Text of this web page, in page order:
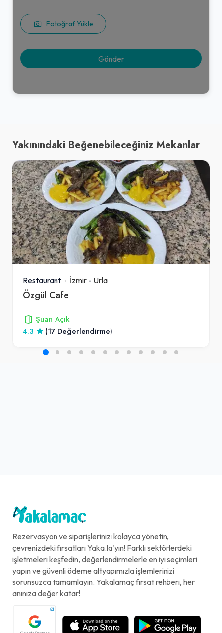
Fotoğraf Yükle
Yakınındaki Beğenebileceğiniz Mekanlar
Restaurant İzmir - Urla
Özgül Cafe
Şuan Açık
4.3
(17 Değerlendirme)
Rezervasyon ve siparişlerinizi kolayca yönetin,
çevrenizdeki fırsatları Yaka.la'yın! Farklı sektörlerdeki
işletmeleri keşfedin, değerlendirmelerle en iyi seçimleri
yapın ve güvenli ödeme altyapımızla işlemlerinizi
sorunsuzca tamamlayın. Yakalamaç fırsat rehberi, her
anınıza değer katar!